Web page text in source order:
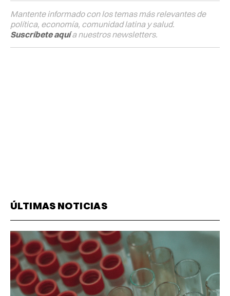
Mantente informado con los temas más relevantes de
política, economía, comunidad latina y salud.
Suscríbete aquía nuestros newsletters.
ÚLTIMAS NOTICIAS